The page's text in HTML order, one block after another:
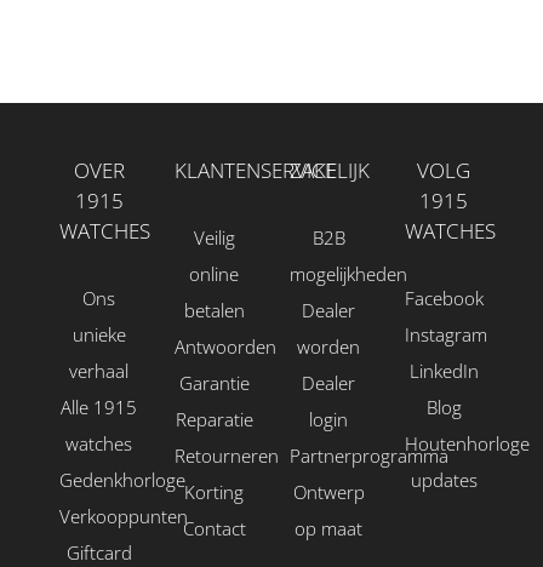
OVER
1915
WATCHES
Ons
unieke
verhaal
Alle 1915
watches
Gedenkhorloge
Verkooppunten
Giftcard
KLANTENSERVICE
Veilig
online
betalen
Antwoorden
Garantie
Reparatie
Retourneren
Korting
Contact
ZAKELIJK
B2B
mogelijkheden
Dealer
worden
Dealer
login
Partnerprogramma
Ontwerp
op maat
VOLG
1915
WATCHES
Facebook
Instagram
LinkedIn
Blog
Houtenhorloge
updates